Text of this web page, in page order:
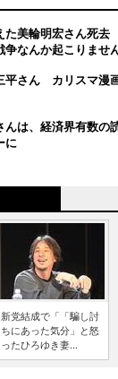
た美輪明宏さん死
なんか起こりません
平さん カリスマ漫
んは、経済界有数
に
新党結成で「「騙し討
ちにあった気分」と怒
ったひろゆき妻...